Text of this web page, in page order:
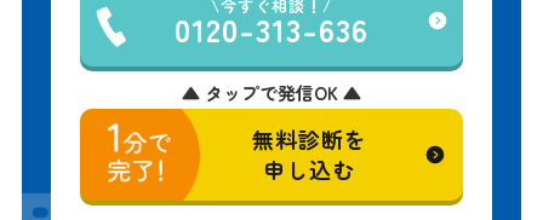
今すぐ相談！
0120-313-636
▲ タップで発信OK ▲
無料診断を
申し込む